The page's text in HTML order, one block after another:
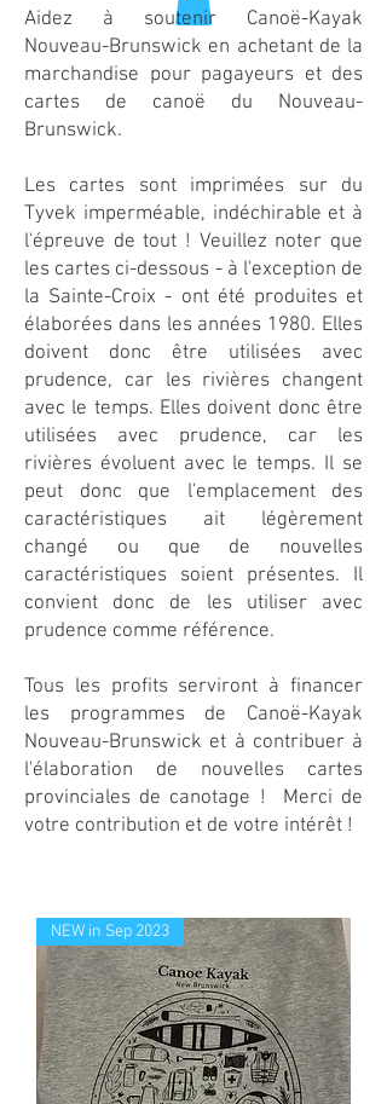
Aidez à soutenir Canoë-Kayak
Nouveau-Brunswick en achetant de la
marchandise pour pagayeurs et des
cartes de canoë du Nouveau-
Brunswick.
Les cartes sont imprimées sur du
Tyvek imperméable, indéchirable et à
l'épreuve de tout ! Veuillez noter que
les cartes ci-dessous - à l'exception de
la Sainte-Croix - ont été produites et
élaborées dans les années 1980. Elles
doivent donc être utilisées avec
prudence, car les rivières changent
avec le temps. Elles doivent donc être
utilisées avec prudence, car les
rivières évoluent avec le temps. Il se
peut donc que l'emplacement des
caractéristiques ait légèrement
changé ou que de nouvelles
caractéristiques soient présentes. Il
convient donc de les utiliser avec
prudence comme référence.
Tous les profits serviront à financer
les programmes de Canoë-Kayak
Nouveau-Brunswick et à contribuer à
l'élaboration de nouvelles cartes
provinciales de canotage ! Merci de
votre contribution et de votre intérêt !
NEW in Sep 2023